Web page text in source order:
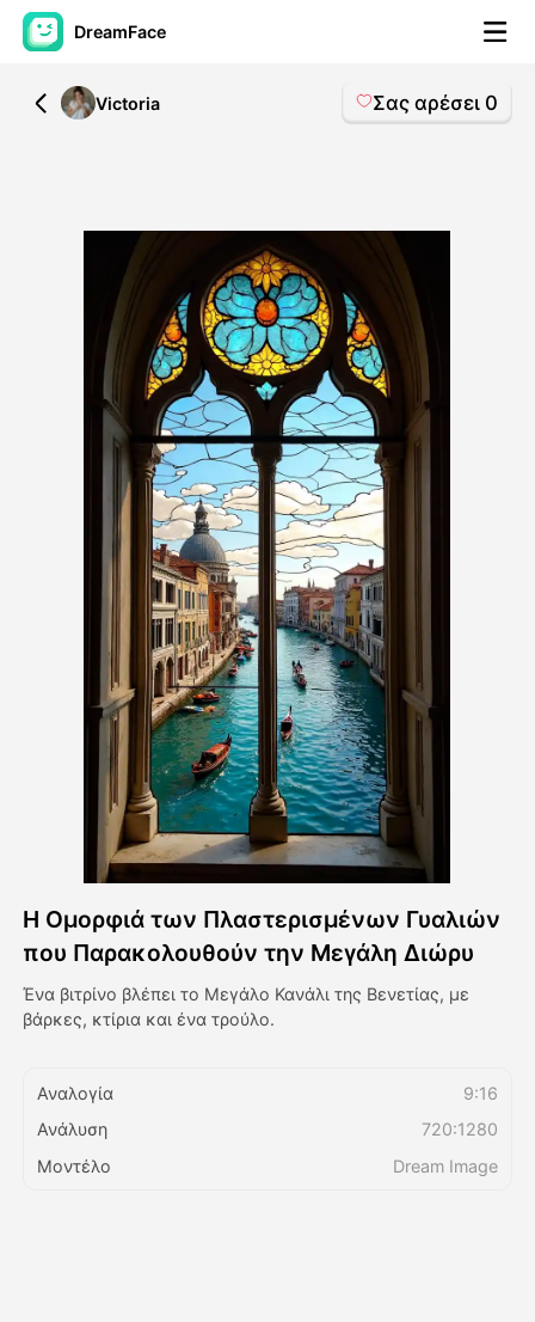
DreamFace
Εργαλεία AI
Βίντεο
Φωτογραφία
Άλλα Μέσα
Δείτε όλα τα εργαλεία
Βίντεο του Avatar
Βίντεο
Φωτογραφία
Άλλα Μέσα
Δείτε όλα τα πρότυπα
Γκαλερί
Blog
Τιμολόγιο
All
Victoria Σας αρέσει 0
Η Ομορφιά των Πλαστερισμένων Γυαλιών
που Παρακολουθούν την Μεγάλη Διώρυ
Ένα βιτρίνο βλέπει το Μεγάλο Κανάλι της Βενετίας, με
βάρκες, κτίρια και ένα τρούλο.
Αναλογία
9:16
Ανάλυση
720:1280
Μοντέλο
Dream Image